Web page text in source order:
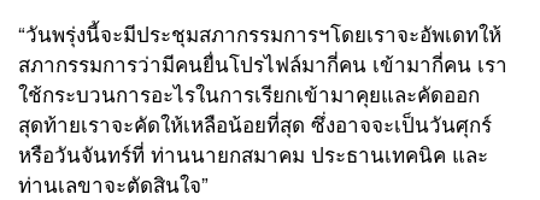
“วันพรุ่งนี้จะมีประชุมสภากรรมการฯโดยเราจะอัพเดทให้
สภากรรมการว่ามีคนยื่นโปรไฟล์มากี่คน เข้ามากี่คน เรา
ใช้กระบวนการอะไรในการเรียกเข้ามาคุยและคัดออก
สุดท้ายเราจะคัดให้เหลือน้อยที่สุด ซึ่งอาจจะเป็นวันศุกร์
หรือวันจันทร์ที่ ท่านนายกสมาคม ประธานเทคนิค และ
ท่านเลขาจะตัดสินใจ”